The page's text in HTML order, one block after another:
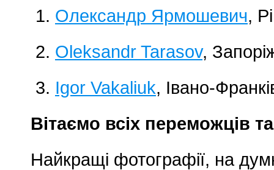
Олександр Ярмошевич,
Oleksandr Tarasov,
Igor Vakaliuk, Івано-
Вітаємо всіх переможців
Найкращі фотографії, на